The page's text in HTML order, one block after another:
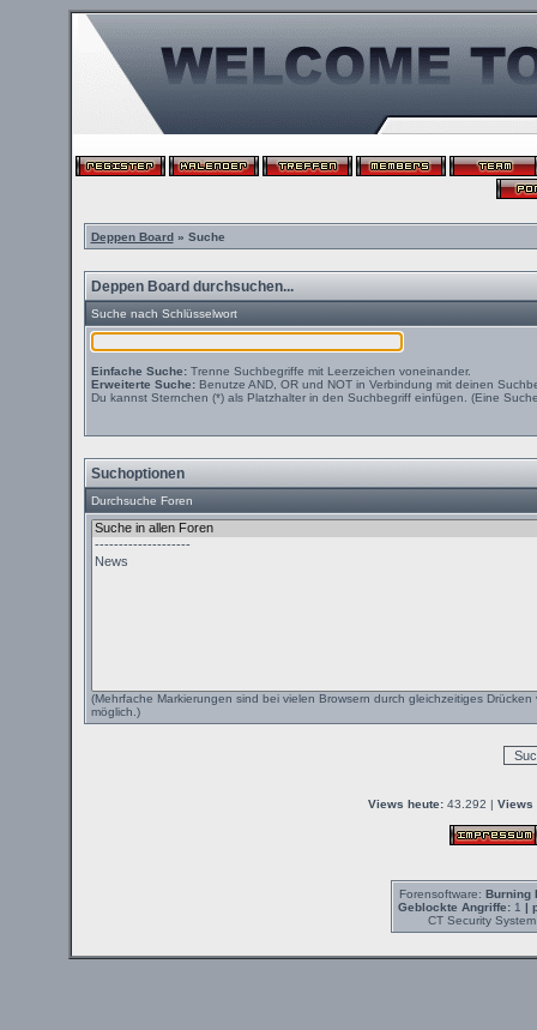
Deppen Board» Suche
Deppen Board durchsuchen...
Suche nach Schlüsselwort
Einfache Suche:Trenne Suchbegriffe mit Leerzeichen voneinander.
Erweiterte Suche:Benutze AND, OR und NOT in Verbindung mit deinen
Du kannst Sternchen (*) als Platzhalter in den Suchbegriff einfügen. (Eine
Suchoptionen
Durchsuche Foren
(Mehrfache Markierungen sind bei vielen Browsern durch gleichzeitiges Drücken
möglich.)
Views heute: 43.292 | Views
Forensoftware: Burning
Geblockte Angriffe:1 |
CT Security